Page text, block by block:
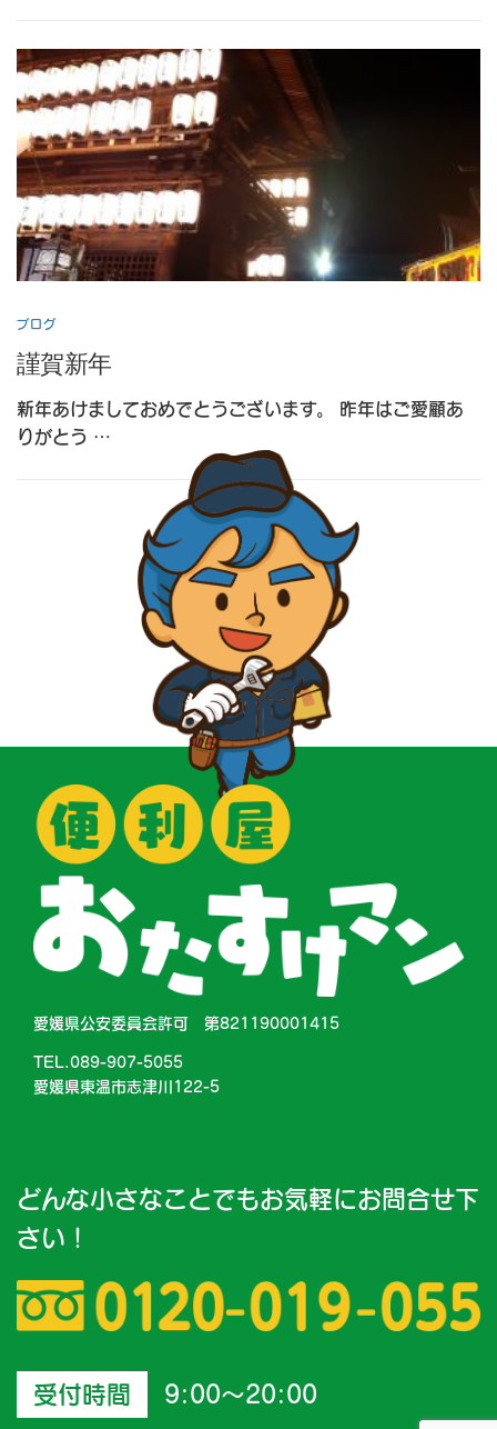
ブログ
謹賀新年
新年あけましておめでとうございます。 昨年はご愛顧あ
りがとう …
愛媛県公安委員会許可 第821190001415
TEL.089-907-5055
愛媛県東温市志津川122-5
どんな小さなことでもお気軽にお問合せ下
さい！
受付時間 9:00～20:00